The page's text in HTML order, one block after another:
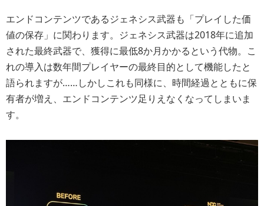
エンドコンテンツであるジェネシス武器も「プレイした価
値の保存」に関わります。ジェネシス武器は2018年に追加
された最終武器で、獲得に最低8か月かかるという代物。こ
れの導入は数年間プレイヤーの最終目的として機能したと
語られますが……しかしこれも同様に、時間経過とともに保
有者が増え、エンドコンテンツ足りえなくなってしまいま
す。